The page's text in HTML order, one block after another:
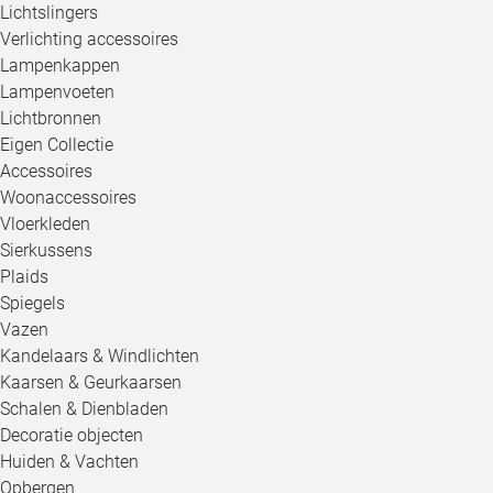
Lichtslingers
Verlichting accessoires
Lampenkappen
Lampenvoeten
Lichtbronnen
Eigen Collectie
Accessoires
Woonaccessoires
Vloerkleden
Sierkussens
Plaids
Spiegels
Vazen
Kandelaars & Windlichten
Kaarsen & Geurkaarsen
Schalen & Dienbladen
Decoratie objecten
Huiden & Vachten
Opbergen